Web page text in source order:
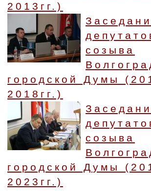
2013гг.)
созыва
городской Думы
2018гг.)
созыва
городской Думы
2023гг.)